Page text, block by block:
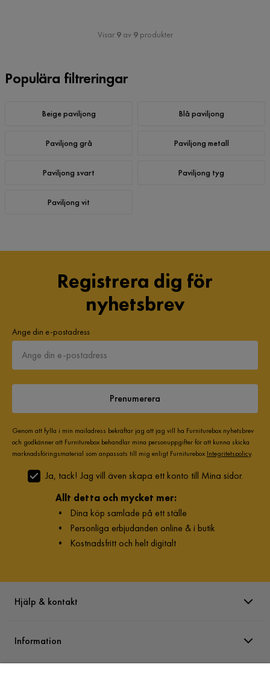
Visar 9av 9produkter
Populära filtreringar
Beige paviljong Blå paviljong
Paviljong grå Paviljong metall
Paviljong svart Paviljong tyg
Paviljong vit
Registrera dig för
nyhetsbrev
Ange din e-postadress
Prenumerera
Genom att fylla i min mailadress bekräftar jag att jag vill ha Furniturebox nyhetsbrev
och godkänner att Furniturebox behandlar mina personuppgifter för att kunna skicka
marknadsföringsmaterial som anpassats till mig enligt Furniturebox Integritetspolicy.
Ja, tack! Jag vill även skapa ett konto till Mina sidor.
Allt detta och mycket mer:
• Dina köp samlade på ett ställe
• Personliga erbjudanden online & i butik
• Kostnadsfritt och helt digitalt
Hjälp & kontakt
Information